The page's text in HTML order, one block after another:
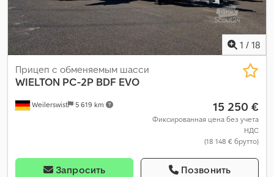
1 / 18
Weilerswist 5 619 km
Прицеп с обменяемым шасси
WIELTON PC-2P BDF EVO
15 250 €
Фиксированная цена без учета
НДС
(18 148 € брутто)
Запросить Позвонить